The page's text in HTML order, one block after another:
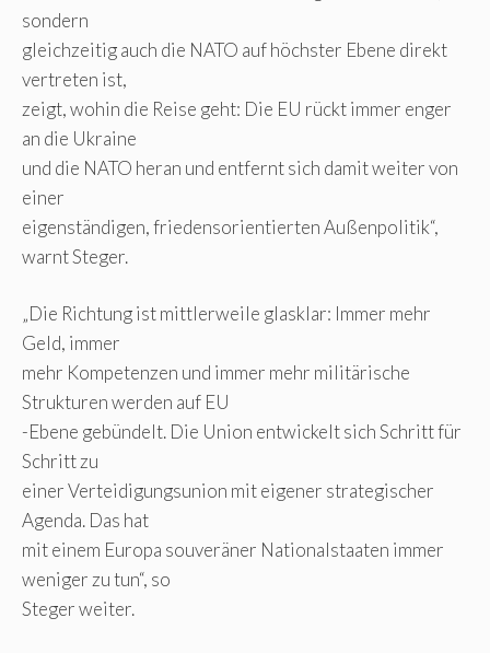
sondern
gleichzeitig auch die NATO auf höchster Ebene direkt
vertreten ist,
zeigt, wohin die Reise geht: Die EU rückt immer enger
an die Ukraine
und die NATO heran und entfernt sich damit weiter von
einer
eigenständigen, friedensorientierten Außenpolitik“,
warnt Steger.
„Die Richtung ist mittlerweile glasklar: Immer mehr
Geld, immer
mehr Kompetenzen und immer mehr militärische
Strukturen werden auf EU
-Ebene gebündelt. Die Union entwickelt sich Schritt für
Schritt zu
einer Verteidigungsunion mit eigener strategischer
Agenda. Das hat
mit einem Europa souveräner Nationalstaaten immer
weniger zu tun“, so
Steger weiter.